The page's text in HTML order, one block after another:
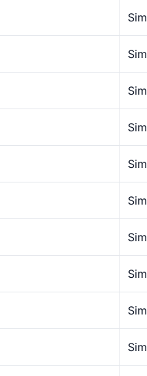
Sim
Sim
Sim
Sim
Sim
Sim
Sim
Sim
Sim
Sim